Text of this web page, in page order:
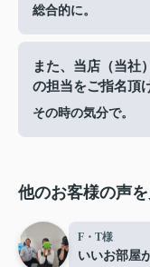
総合的に。
また、当店（当社
の担当をご指名頂
その時の気分で。
他のお客様の声
F・T様
いいお部屋